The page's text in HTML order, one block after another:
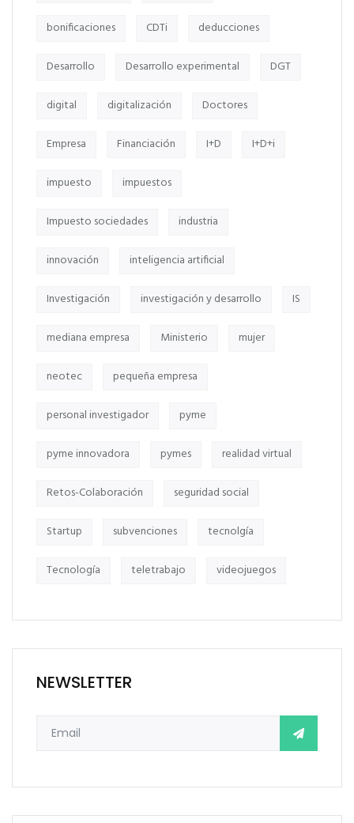
bonificaciones CDTi deducciones
Desarrollo Desarrollo experimental DGT
digital digitalización Doctores
Empresa Financiación I+D I+D+i
impuesto impuestos
Impuesto sociedades industria
innovación inteligencia artificial
Investigación investigación y desarrollo IS
mediana empresa Ministerio mujer
neotec pequeña empresa
personal investigador pyme
pyme innovadora pymes realidad virtual
Retos-Colaboración seguridad social
Startup subvenciones tecnolgía
Tecnología teletrabajo videojuegos
NEWSLETTER